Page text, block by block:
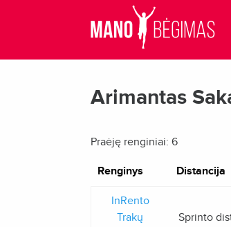
Arimantas
Praėję renginiai: 6
Renginys Distancija
InRento
Trakų
Sprinto